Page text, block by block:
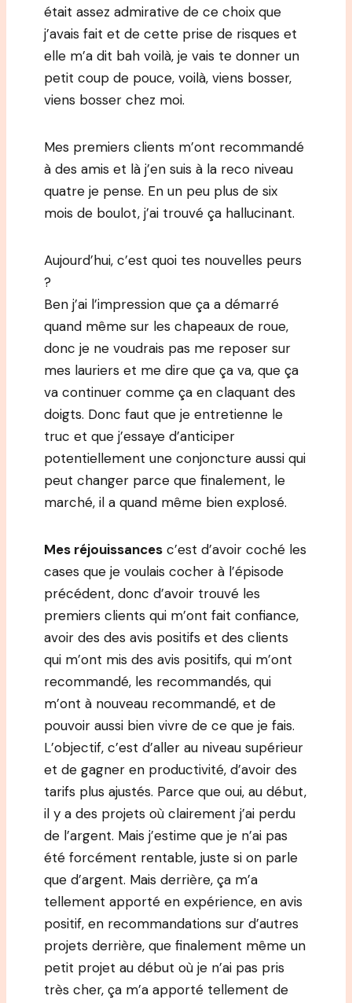
était assez admirative de ce choix que
j’avais fait et de cette prise de risques et
elle m’a dit bah voilà, je vais te donner un
petit coup de pouce, voilà, viens bosser,
viens bosser chez moi.
Mes premiers clients m’ont recommandé
à des amis et là j’en suis à la reco niveau
quatre je pense. En un peu plus de six
mois de boulot, j’ai trouvé ça hallucinant.
Aujourd’hui, c’est quoi tes nouvelles peurs
?
Ben j’ai l’impression que ça a démarré
quand même sur les chapeaux de roue,
donc je ne voudrais pas me reposer sur
mes lauriers et me dire que ça va, que ça
va continuer comme ça en claquant des
doigts. Donc faut que je entretienne le
truc et que j’essaye d’anticiper
potentiellement une conjoncture aussi qui
peut changer parce que finalement, le
marché, il a quand même bien explosé.
Mes réjouissances c’est d’avoir coché les
cases que je voulais cocher à l’épisode
précédent, donc d’avoir trouvé les
premiers clients qui m’ont fait confiance,
avoir des des avis positifs et des clients
qui m’ont mis des avis positifs, qui m’ont
recommandé, les recommandés, qui
m’ont à nouveau recommandé, et de
pouvoir aussi bien vivre de ce que je fais.
L’objectif, c’est d’aller au niveau supérieur
et de gagner en productivité, d’avoir des
tarifs plus ajustés. Parce que oui, au début,
il y a des projets où clairement j’ai perdu
de l’argent. Mais j’estime que je n’ai pas
été forcément rentable, juste si on parle
que d’argent. Mais derrière, ça m’a
tellement apporté en expérience, en avis
positif, en recommandations sur d’autres
projets derrière, que finalement même un
petit projet au début où je n’ai pas pris
très cher, ça m’a apporté tellement de